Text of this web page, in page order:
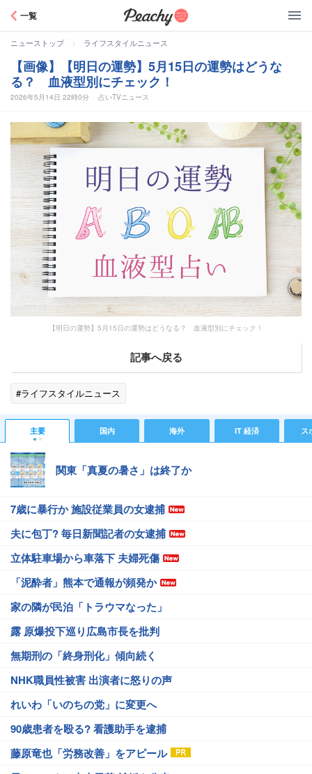
一覧
ニューストップ > ライフスタイルニュース
【画像】【明日の運勢】5月15日の運勢はどうな
る？ 血液型別にチェック！
2026年5月14日 22時0分 占いTVニュース
【明日の運勢】5月15日の運勢はどうなる？ 血液型別にチェック！
記事へ戻る
#ライフスタイルニュース
主要 国内 海外 IT 経済 ス
関東「真夏の暑さ」は終了か
7歳に暴行か 施設従業員の女逮捕
夫に包丁? 毎日新聞記者の女逮捕
立体駐車場から車落下 夫婦死傷
「泥酔者」熊本で通報が頻発か
家の隣が民泊「トラウマなった」
露 原爆投下巡り広島市長を批判
無期刑の「終身刑化」傾向続く
NHK職員性被害 出演者に怒りの声
れいわ「いのちの党」に変更へ
90歳患者を殴る? 看護助手を逮捕
藤原竜也「労務改善」をアピール